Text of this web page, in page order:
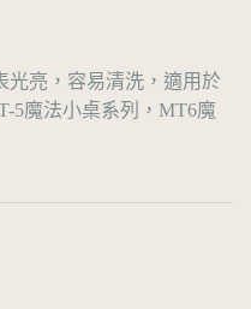
光亮，容易清洗，適用於
5魔法小桌系列，MT6魔